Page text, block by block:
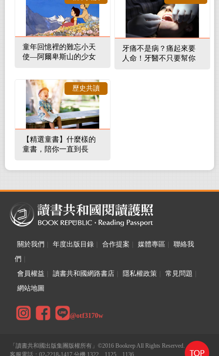
童年回憶裡的難忘小天
使—阿爾卑斯山的少女
牙痛不是病？痛起來要
人命！牙醫不只要幫你
【精選童書】什麼樣的
童書，陪你一直到長
歷史共讀
關於我們 年度出版目錄 合作提案 媒體專區
聯絡我
們
會員權益
讀書共和國網路書店 隱私權政策 常見問題
網站地圖
@otf3170w
「讀書共和國出版集團版權所有」©2016 Bookrep All Rights Reserved.
客服電話：02-2218-1417 分機 1322、1125、1136